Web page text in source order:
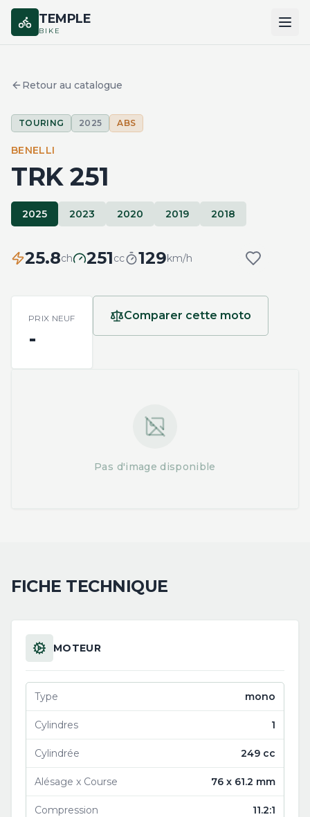
TEMPLE
BIKE
MARQUES
COMPARER
Retour au catalogue
TOURING 2025 ABS
BENELLI
TRK 251
2025 2023 2020 2019 2018
25.8ch 251cc 129km/h
PRIX NEUF
-
Comparer cette moto
Pas d'image disponible
FICHE TECHNIQUE
MOTEUR
Type mono
Cylindres 1
Cylindrée 249 cc
Alésage x Course 76 x 61.2 mm
Compression 11.2:1